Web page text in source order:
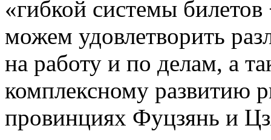
«гибкой системы
можем удовлетворить
на работу и по делам, а
комплексному развитию
провинциях Фуцзянь и